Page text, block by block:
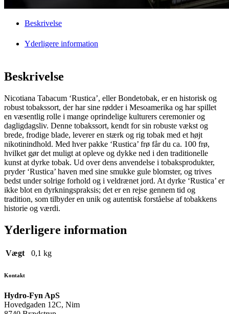
Beskrivelse
Yderligere information
Beskrivelse
Nicotiana Tabacum ‘Rustica’, eller Bondetobak, er en historisk og
robust tobakssort, der har sine rødder i Mesoamerika og har spillet
en væsentlig rolle i mange oprindelige kulturers ceremonier og
dagligdagsliv. Denne tobakssort, kendt for sin robuste vækst og
brede, frodige blade, leverer en stærk og rig tobak med et højt
nikotinindhold. Med hver pakke ‘Rustica’ frø får du ca. 100 frø,
hvilket gør det muligt at opleve og dykke ned i den traditionelle
kunst at dyrke tobak. Ud over dens anvendelse i tobaksprodukter,
pryder ‘Rustica’ haven med sine smukke gule blomster, og trives
bedst under solrige forhold og i veldrænet jord. At dyrke ‘Rustica’ er
ikke blot en dyrkningspraksis; det er en rejse gennem tid og
tradition, som tilbyder en unik og autentisk forståelse af tobakkens
historie og værdi.
Yderligere information
Vægt 0,1 kg
Kontakt
Hydro-Fyn ApS
Hovedgaden 12C, Nim